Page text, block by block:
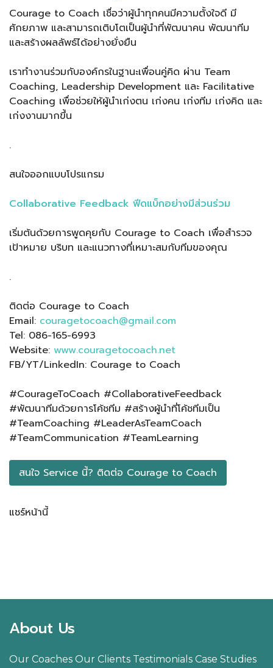
Courage to Coach เชื่อว่าผู้นำทุกคนมีความตั้งใจดี มี
ศักยภาพ และสามารถเติบโตเป็นผู้นำที่พัฒนาคน พัฒนาทีม
และสร้างผลลัพธ์ได้อย่างยั่งยืน
เราทำงานร่วมกับองค์กรในฐานะเพื่อนคู่คิด ผ่าน Team
Coaching, Leadership Development และ Facilitative
Coaching เพื่อช่วยให้ผู้นำเก่งตน เก่งคน เก่งทีม เก่งคิด และ
เก่งงานมากขึ้น
.
สนใจออกแบบโปรแกรม
Collaborative Feedback ฟีดแบ็กอย่างมีส่วนร่วม
เริ่มต้นด้วยการพูดคุยกับ Courage to Coach เพื่อสำรวจ
เป้าหมาย บริบท และแนวทางที่เหมาะสมกับทีมของคุณ
.
ติดต่อ Courage to Coach
Email: couragetocoach@gmail.com
Tel: 086-165-6993
Website: www.couragetocoach.net
FB/YT/LinkedIn: Courage to Coach
#CourageToCoach #CollaborativeFeedback
#พัฒนาทีมด้วยการโค้ชทีม #สร้างผู้นำที่โค้ชทีมเป็น
#TeamCoaching #LeaderAsTeamCoach
#TeamCommunication #TeamLearning
สนใจ Service นี้? ติดต่อ​ Courage to Coach
แชร์หน้านี้
About Us
Our Coaches Our Clients Testimonials Case Studies